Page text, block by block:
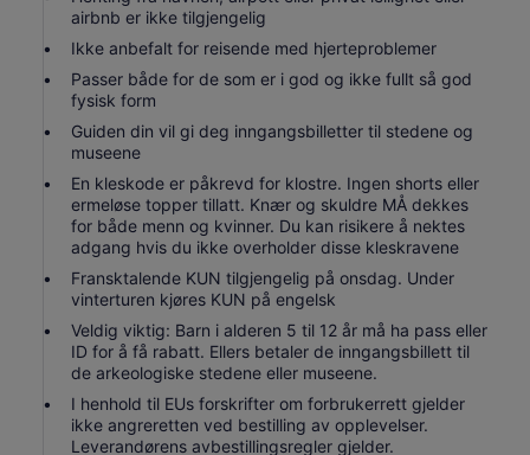
airbnb er ikke tilgjengelig
Ikke anbefalt for reisende med hjerteproblemer
Passer både for de som er i god og ikke fullt så god
fysisk form
Guiden din vil gi deg inngangsbilletter til stedene og
museene
En kleskode er påkrevd for klostre. Ingen shorts eller
ermeløse topper tillatt. Knær og skuldre MÅ dekkes
for både menn og kvinner. Du kan risikere å nektes
adgang hvis du ikke overholder disse kleskravene
Fransktalende KUN tilgjengelig på onsdag. Under
vinterturen kjøres KUN på engelsk
Veldig viktig: Barn i alderen 5 til 12 år må ha pass eller
ID for å få rabatt. Ellers betaler de inngangsbillett til
de arkeologiske stedene eller museene.
I henhold til EUs forskrifter om forbrukerrett gjelder
ikke angreretten ved bestilling av opplevelser.
Leverandørens avbestillingsregler gjelder.